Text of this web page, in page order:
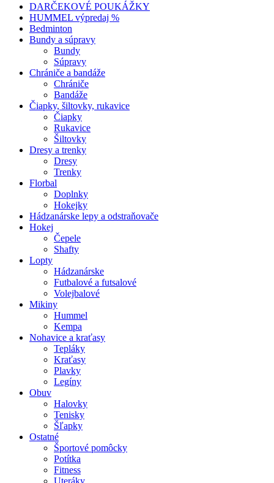
DARČEKOVÉ POUKÁŽKY
HUMMEL výpredaj %
Bedminton
Bundy a súpravy
Bundy
Súpravy
Chrániče a bandáže
Chrániče
Bandáže
Čiapky, šiltovky, rukavice
Čiapky
Rukavice
Šiltovky
Dresy a trenky
Dresy
Trenky
Florbal
Doplnky
Hokejky
Hádzanárske lepy a odstraňovače
Hokej
Čepele
Shafty
Lopty
Hádzanárske
Futbalové a futsalové
Volejbalové
Mikiny
Hummel
Kempa
Nohavice a kraťasy
Tepláky
Kraťasy
Plavky
Legíny
Obuv
Halovky
Tenisky
Šľapky
Ostatné
Športové pomôcky
Potítka
Fitness
Uteráky